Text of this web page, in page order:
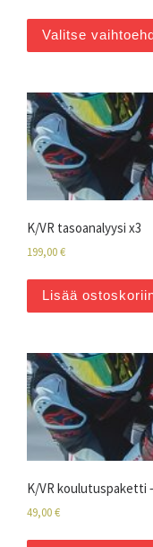
Valitse
K/VR tasoanalyysi x3
199,00€
Lisää
K/VR koulutuspaketti
49,00€